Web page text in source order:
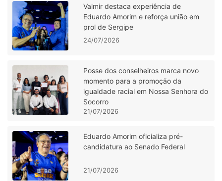
Valmir destaca experiência de
Eduardo Amorim e reforça união em
prol de Sergipe
24/07/2026
Posse dos conselheiros marca novo
momento para a promoção da
igualdade racial em Nossa Senhora do
Socorro
21/07/2026
Eduardo Amorim oficializa pré-
candidatura ao Senado Federal
21/07/2026